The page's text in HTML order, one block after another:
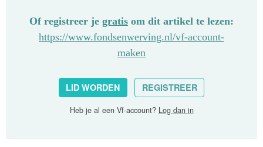
Of registreer je gratis om dit artikel te lezen:
https://www.fondsenwerving.nl/vf-account-
maken
LID WORDEN REGISTREER
Heb je al een Vf-account? Log dan in